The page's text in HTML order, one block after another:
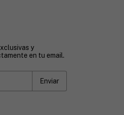
y
en tu email.